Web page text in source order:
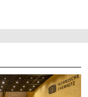
l
l
e